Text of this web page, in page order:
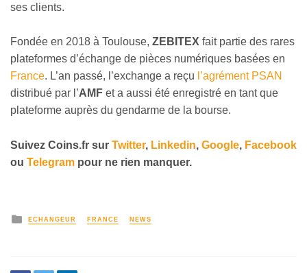
ses clients.
Fondée en 2018 à Toulouse, ZEBITEX fait partie des rares
plateformes d’échange de pièces numériques basées en
France. L’an passé, l’exchange a reçu l’agrément PSAN
distribué par l’AMF et a aussi été enregistré en tant que
plateforme auprès du gendarme de la bourse.
Suivez Coins.fr sur Twitter, Linkedin, Google, Facebook
ou Telegram pour ne rien manquer.
ECHANGEUR FRANCE NEWS